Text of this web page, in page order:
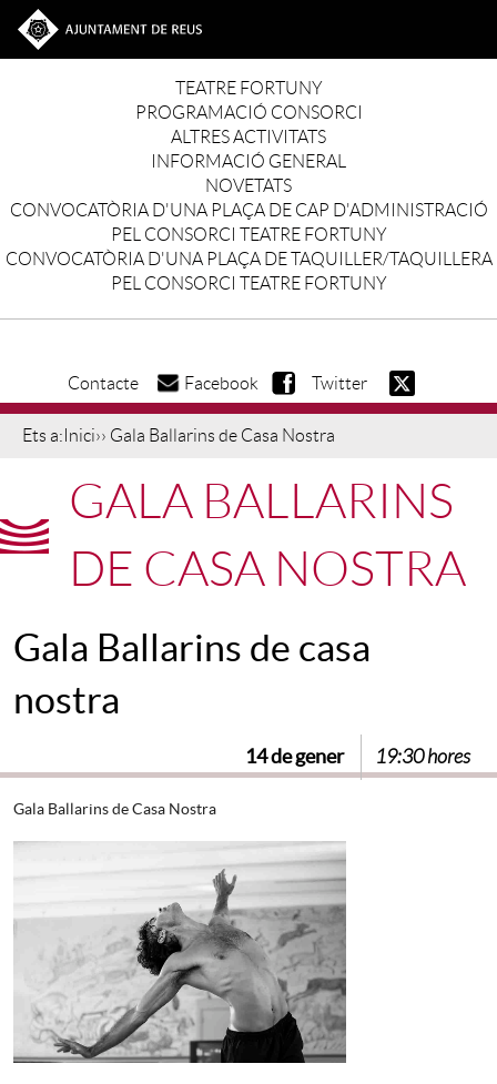
Vés al contingut
Ves a la web de l'Ajuntament de Reus
TEATRE FORTUNY
PROGRAMACIÓ CONSORCI
ALTRES ACTIVITATS
INFORMACIÓ GENERAL
NOVETATS
CONVOCATÒRIA D'UNA PLAÇA DE CAP D'ADMINISTRACIÓ
PEL CONSORCI TEATRE FORTUNY
CONVOCATÒRIA D'UNA PLAÇA DE TAQUILLER/TAQUILLERA
PEL CONSORCI TEATRE FORTUNY
Contacte Facebook Twitter
Ets a: Inici›› Gala Ballarins de Casa Nostra
GALA BALLARINS
DE CASA NOSTRA
Gala Ballarins de casa
nostra
14 de gener 19:30 hores
Gala Ballarins de Casa Nostra